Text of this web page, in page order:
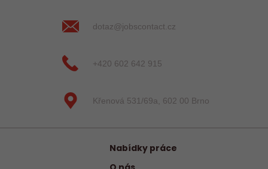
dotaz@jobscontact.cz
+420 602 642 915
Křenová 531/69a, 602 00 Brno
Nabídky práce